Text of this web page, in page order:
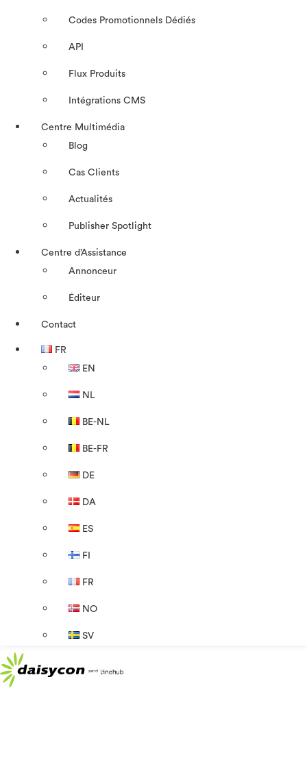
Codes Promotionnels Dédiés
API
Flux Produits
Intégrations CMS
Centre Multimédia
Blog
Cas Clients
Actualités
Publisher Spotlight
Centre d’Assistance
Annonceur
Éditeur
Contact
FR
EN
NL
BE-NL
BE-FR
DE
DA
ES
FI
FR
NO
SV